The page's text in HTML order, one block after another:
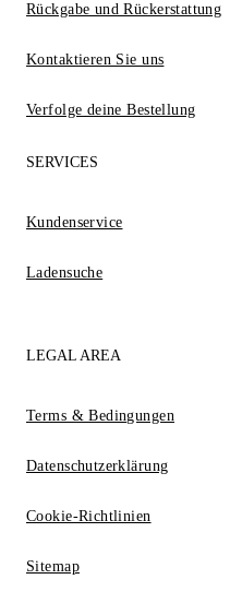
Rückgabe und Rückerstattung
Kontaktieren Sie uns
Verfolge deine Bestellung
SERVICES
Kundenservice
Ladensuche
LEGAL AREA
Terms & Bedingungen
Datenschutzerklärung
Cookie-Richtlinien
Sitemap